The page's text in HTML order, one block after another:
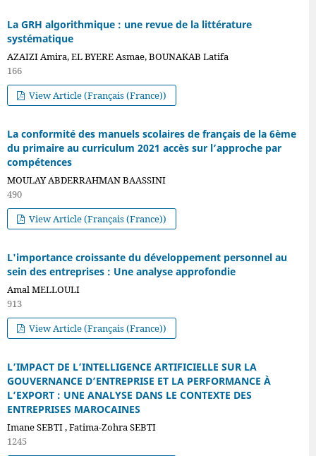
La GRH algorithmique : une revue de la littérature
systématique
AZAIZI Amira, EL BYERE Asmae, BOUNAKAB Latifa
166
View Article (Français (France))
La conformité des manuels scolaires de français de la 6ème
du primaire au curriculum 2021 accès sur l’approche par
compétences
MOULAY ABDERRAHMAN BAASSINI
490
View Article (Français (France))
L'importance croissante du développement personnel au
sein des entreprises : Une analyse approfondie
Amal MELLOULI
913
View Article (Français (France))
L’IMPACT DE L’INTELLIGENCE ARTIFICIELLE SUR LA
GOUVERNANCE D’ENTREPRISE ET LA PERFORMANCE À
L’EXPORT : UNE ANALYSE DANS LE CONTEXTE DES
ENTREPRISES MAROCAINES
Imane SEBTI , Fatima-Zohra SEBTI
1245